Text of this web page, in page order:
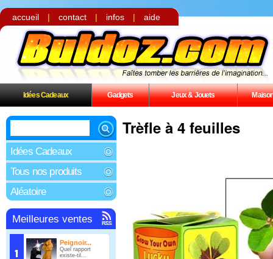
accueil | contact | infos | aide
Idées Cadeaux Gadgets Jeux & Jouets
Idées Cadeaux
Tous nos produits
Aléatoire
Meilleures ventes
Peignoir...
Quel rapport
existe-til...
Trèfle à 4 feuilles